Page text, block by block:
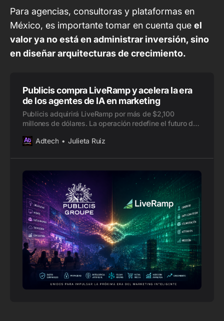
Para agencias, consultoras y plataformas en
México, es importante tomar en cuenta que el
valor ya no está en administrar inversión, sino
en diseñar arquitecturas de crecimiento.
Publicis compra LiveRamp y acelera la era
de los agentes de IA en marketing
Publicis adquirirá LiveRamp por más de $2,100
millones de dólares. La operación redefine el futuro del
marketing.
Adtech Julieta Ruiz